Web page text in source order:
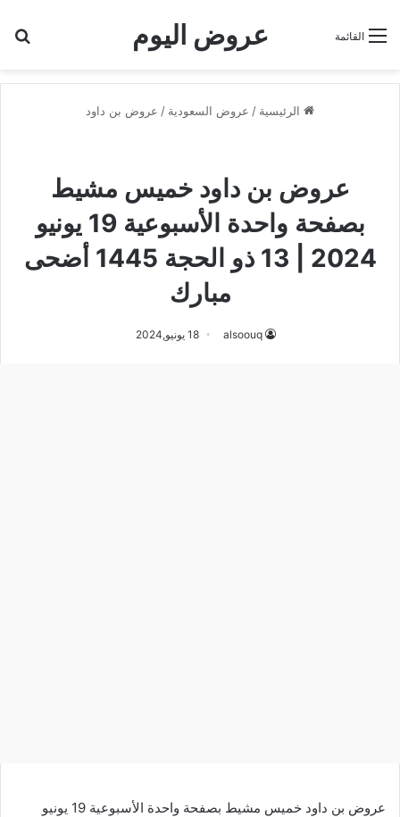
عروض اليوم القائمة
الرئيسية / عروض السعودية / عروض بن داود
عروض بن داود خميس مشيط
بصفحة واحدة الأسبوعية 19 يونيو
2024 | 13 ذو الحجة 1445 أضحى
مبارك
alsoouq 18 يونيو,2024
عروض بن داود خميس مشيط بصفحة واحدة الأسبوعية 19 يونيو